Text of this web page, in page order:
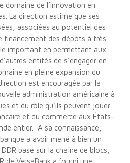
domaine de l’innovation en
La direction estime que ses
associées au potentiel des
financement des dépôts à très
important en permettant aux
entités de s’engager en
en pleine expansion du
est encouragée par la
administration américaine à
et du rôle qu’ils peuvent jouer
et du commerce aux États-
entier. À sa connaissance,
à avoir mené à bien un
basé sur la chaîne de blocs,